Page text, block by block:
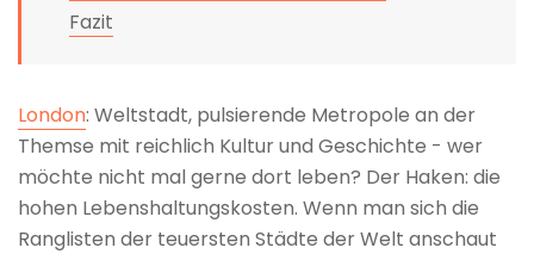
Fazit
London: Weltstadt, pulsierende Metropole an der
Themse mit reichlich Kultur und Geschichte - wer
möchte nicht mal gerne dort leben? Der Haken: die
hohen Lebenshaltungskosten. Wenn man sich die
Ranglisten der teuersten Städte der Welt anschaut